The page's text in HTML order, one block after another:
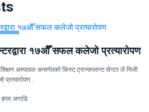
१७औँ सफल कलेजो प्रत्यारोपण
अस्पताल अन्तर्गतको किस्ट ट्रान्सप्लान्ट सेन्टर ले निजी
हप्ता अगाडि